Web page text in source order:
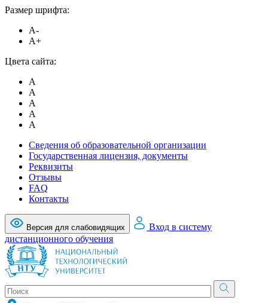
Размер шрифта:
A-
A+
Цвета сайта:
A
A
A
A
A
Сведения об образовательной организации
Государственная лицензия, документы
Реквизиты
Отзывы
FAQ
Контакты
Версия для слабовидящих
Вход в систему
дистанционного обучения